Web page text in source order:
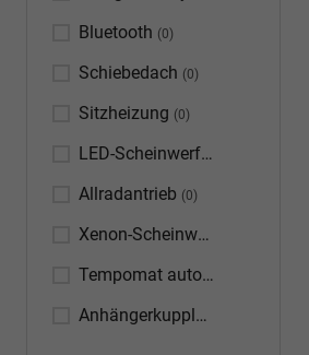
Bluetooth (0)
Schiebedach (0)
Sitzheizung (0)
LED-Scheinwerfer
Allradantrieb (0)
Xenon-Scheinwerfer
Tempomat automatisch (ACC)
Anhängerkupplung